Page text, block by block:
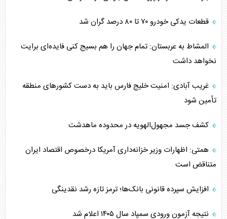
قطعات یدکی خودرو ۷۰ تا ۸۰ درصد گران شد
المشاط به عربستان: تمام جهان را هم بسیج کنی فایده‌ای برایت
نخواهد داشت
غریب آبادی: امنیت خلیج فارس باید به دست کشورهای منطقه
تأمین شود
کشف جسد مجهول‌الهویه در محدوده ماهدشت
همتی: اظهارات وزیر خزانه‌داری آمریکا درخصوص اقتصاد ایران
متناقض است
افزایش سپرده قانونی بانک‌ها؛ ترمز تازه رشد نقدینگی
نتیجه آزمون ورودی سمپاد سال ۱۴۰۵ اعلام شد